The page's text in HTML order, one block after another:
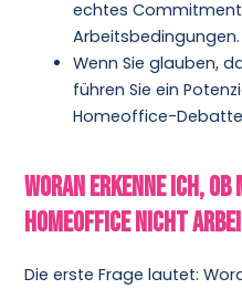
echtes
Arbeitsbedingungen.
Wenn Sie glauben,
führen Sie ein
Homeoffice-
Woran erkenne ich,
Homeoffice nicht
Die erste Frage lautet: